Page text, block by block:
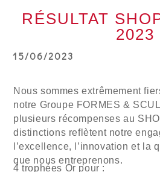
RÉSULTAT
2023
15/06/2023
Nous sommes extrêmement
notre Groupe FORMES &
plusieurs récompenses au
distinctions reflètent notre
l’excellence, l’innovation et la
que nous entreprenons.
4 trophées Or pour :